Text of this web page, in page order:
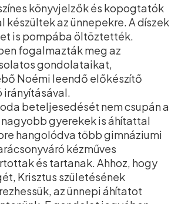
könyvjelzők és kopogtatók
készültek az ünnepekre. A díszek
is pompába öltöztették.
fogalmazták meg az
gondolataikat,
Noémi leendő előkészítő
irányításával.
beteljesedését nem csupán a
nagyobb gyerekek is áhítattal
hangolódva több gimnáziumi
kézműves
és tartanak. Ahhoz, hogy
Krisztus születésének
az ünnepi áhítatot